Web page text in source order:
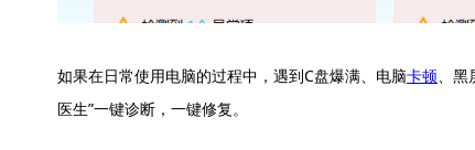
如果在日常使用电脑的过程中，遇到C盘爆满、电脑卡顿、黑
医生”一键诊断，一键修复。